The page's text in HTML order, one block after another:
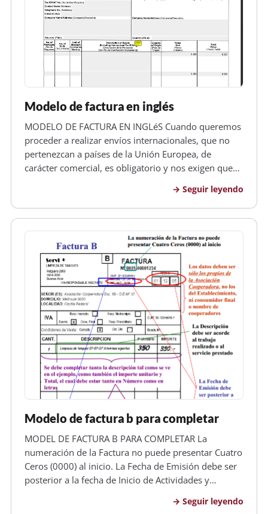
Modelo de factura en inglés
MODELO DE FACTURA EN INGLéS Cuando queremos
proceder a realizar envíos internacionales, que no
pertenezcan a países de la Unión Europea, de
carácter comercial, es obligatorio y nos exigen que
tanto en castellano como en inglés, además deunas
cuatro copias correspondie…
Seguir leyendo
Modelo de factura b para completar
MODEL DE FACTURA B PARA COMPLETAR La
numeración de la Factura no puede presentar Cuatro
Ceros (0000) al inicio. La Fecha de Emisión debe ser
posterior a la fecha de Inicio de Actividades y
ser sólo los propios de la Asociación Cooperadora,
Seguir leyendo